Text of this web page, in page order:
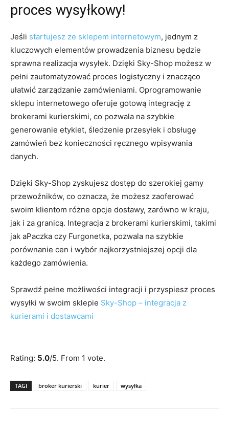
proces wysyłkowy!
Jeśli startujesz ze sklepem internetowym, jednym z
kluczowych elementów prowadzenia biznesu będzie
sprawna realizacja wysyłek. Dzięki Sky-Shop możesz w
pełni zautomatyzować proces logistyczny i znacząco
ułatwić zarządzanie zamówieniami. Oprogramowanie
sklepu internetowego oferuje gotową integrację z
brokerami kurierskimi, co pozwala na szybkie
generowanie etykiet, śledzenie przesyłek i obsługę
zamówień bez konieczności ręcznego wpisywania
danych.
Dzięki Sky-Shop zyskujesz dostęp do szerokiej gamy
przewoźników, co oznacza, że możesz zaoferować
swoim klientom różne opcje dostawy, zarówno w kraju,
jak i za granicą. Integracja z brokerami kurierskimi, takimi
jak aPaczka czy Furgonetka, pozwala na szybkie
porównanie cen i wybór najkorzystniejszej opcji dla
każdego zamówienia.
Sprawdź pełne możliwości integracji i przyspiesz proces
wysyłki w swoim sklepie Sky-Shop – integracja z
kurierami i dostawcami
Rating: 5.0/5. From 1 vote.
TAGI broker kurierski kurier wysyłka